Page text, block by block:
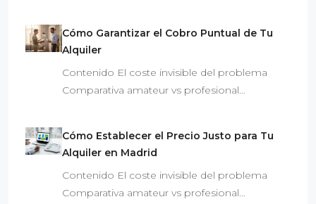
Cómo Garantizar el Cobro Puntual de Tu
Alquiler
Contenido El coste invisible del problema
Comparativa amateur vs profesional…
Cómo Establecer el Precio Justo para Tu
Alquiler en Madrid
Contenido El coste invisible del problema
Comparativa amateur vs profesional…